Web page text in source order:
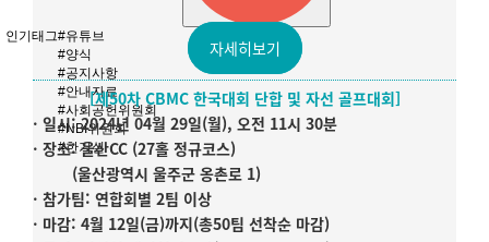
인기태그#유튜브
#양식
#공지사항
#안내자료
#사회공헌위원회
#NBI위원회
#한기실
자세히보기
[제50차 CBMC 한국대회 단합 및 자선 골프대회]
· 일시: 2024년 04월 29일(월), 오전 11시 30분
· 장소: 울산CC (27홀 정규코스)
(울산광역시 울주군 옹촌로 1)
· 참가팀: 연합회별 2팀 이상
· 마감: 4월 12일(금)까지(총50팀 선착순 마감)